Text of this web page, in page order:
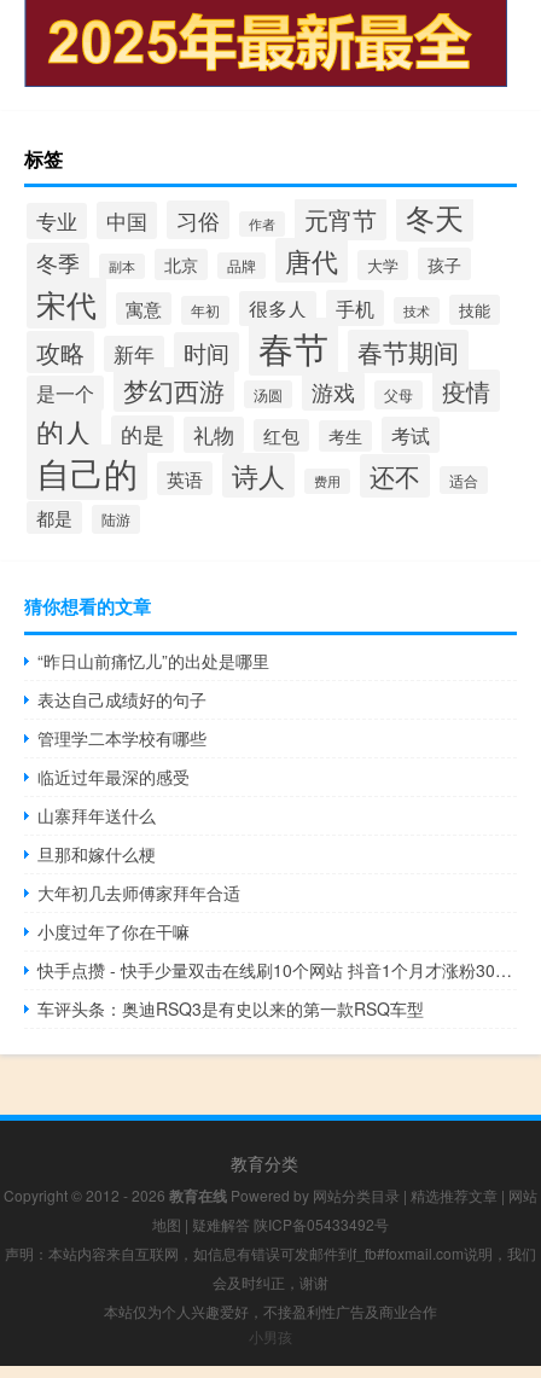
标签
专业 中国 习俗 作者 元宵节 冬天
冬季 副本 北京 品牌 唐代 大学 孩子
宋代 寓意 年初 很多人 手机 技术 技能
攻略 新年 时间 春节 春节期间
是一个 梦幻西游 汤圆 游戏 父母 疫情
的人 的是 礼物 红包 考生 考试
自己的 英语 诗人 费用 还不 适合
都是 陆游
猜你想看的文章
“昨日山前痛忆儿”的出处是哪里
表达自己成绩好的句子
管理学二本学校有哪些
临近过年最深的感受
山寨拜年送什么
旦那和嫁什么梗
大年初几去师傅家拜年合适
小度过年了你在干嘛
快手点攒 - 快手少量双击在线刷10个网站 抖音1个月才涨粉300多正常吗
车评头条：奥迪RSQ3是有史以来的第一款RSQ车型
教育分类
Copyright © 2012 - 2026 教育在线 Powered by 网站分类目录 | 精选推荐文章 | 网站
地图 | 疑难解答 陕ICP备05433492号
声明：本站内容来自互联网，如信息有错误可发邮件到f_fb#foxmail.com说明，我们
会及时纠正，谢谢
本站仅为个人兴趣爱好，不接盈利性广告及商业合作
小男孩